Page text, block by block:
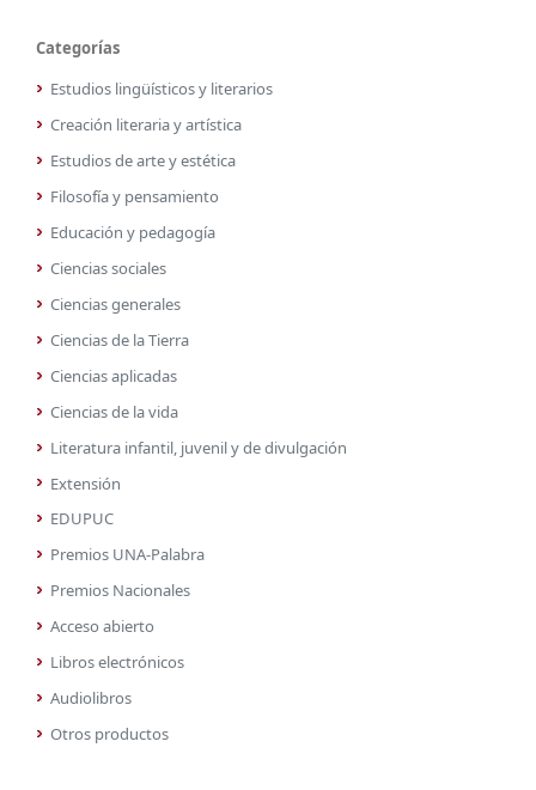
Categorías
Estudios lingüísticos y literarios
Creación literaria y artística
Estudios de arte y estética
Filosofía y pensamiento
Educación y pedagogía
Ciencias sociales
Ciencias generales
Ciencias de la Tierra
Ciencias aplicadas
Ciencias de la vida
Literatura infantil, juvenil y de divulgación
Extensión
EDUPUC
Premios UNA-Palabra
Premios Nacionales
Acceso abierto
Libros electrónicos
Audiolibros
Otros productos